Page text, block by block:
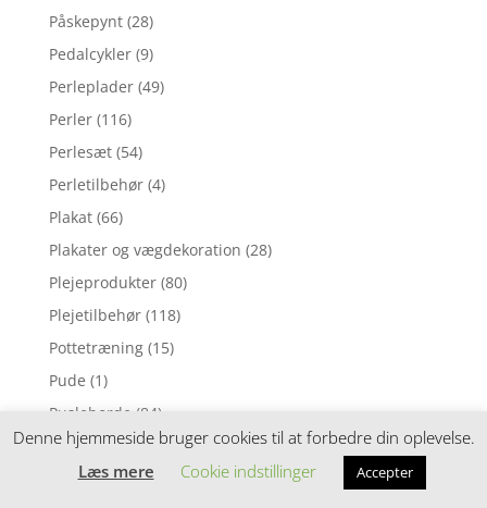
Påskepynt (28)
Pedalcykler (9)
Perleplader (49)
Perler (116)
Perlesæt (54)
Perletilbehør (4)
Plakat (66)
Plakater og vægdekoration (28)
Plejeprodukter (80)
Plejetilbehør (118)
Pottetræning (15)
Pude (1)
Pusleborde (84)
Puslepude (1)
Puslepuder (169)
Denne hjemmeside bruger cookies til at forbedre din oplevelse.
Læs mere
Cookie indstillinger Accepter